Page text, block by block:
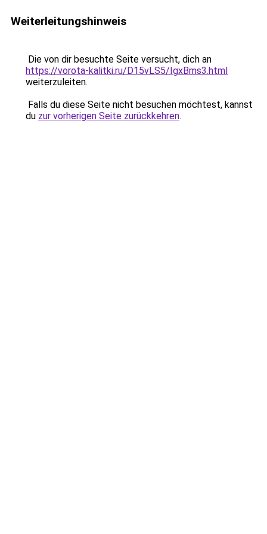
Weiterleitungshinweis
Die von dir besuchte Seite versucht, dich an
https://vorota-kalitki.ru/D15vLS5/IgxBms3.html
weiterzuleiten.
Falls du diese Seite nicht besuchen möchtest, kannst
du zur vorherigen Seite zurückkehren.